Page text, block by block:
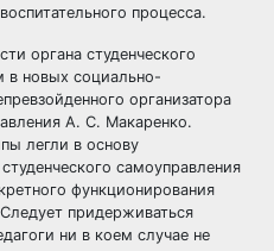
процесса.
органа студенческого
в новых социально-
организатора
А. С. Макаренко.
легли в основу
самоуправления
функционирования
придерживаться
ни в коем случае не